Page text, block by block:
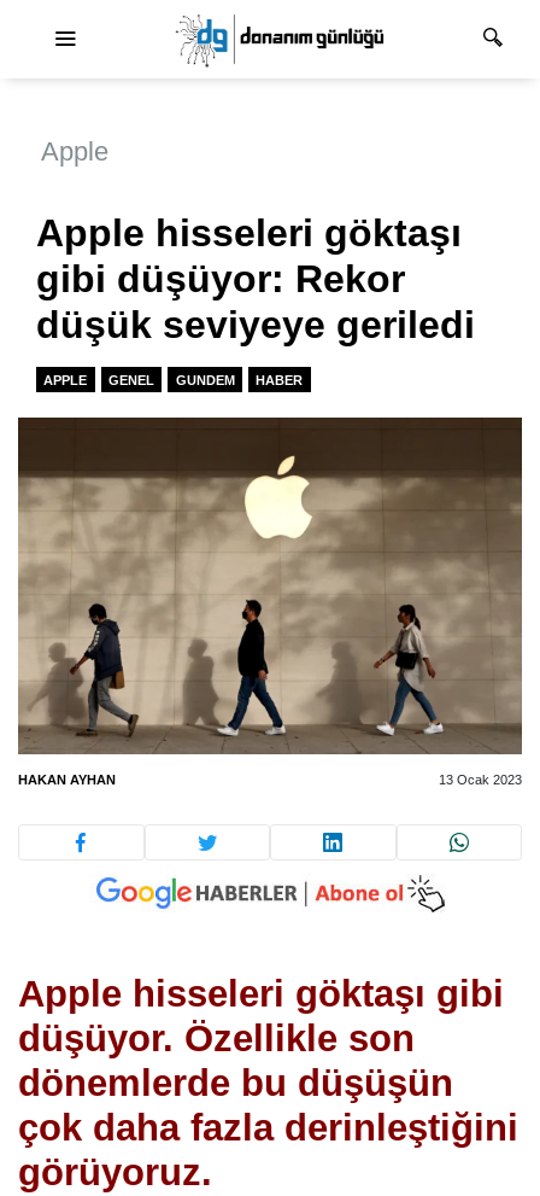
Apple
Apple hisseleri göktaşı
gibi düşüyor: Rekor
düşük seviyeye geriledi
APPLE GENEL GUNDEM HABER
HAKAN AYHAN 13 Ocak 2023
Apple hisseleri göktaşı gibi
düşüyor. Özellikle son
dönemlerde bu düşüşün
çok daha fazla derinleştiğini
görüyoruz.